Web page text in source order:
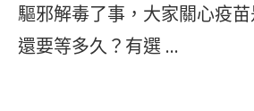
驅邪解毒了事，大家關心疫
還要等多久？有選 …